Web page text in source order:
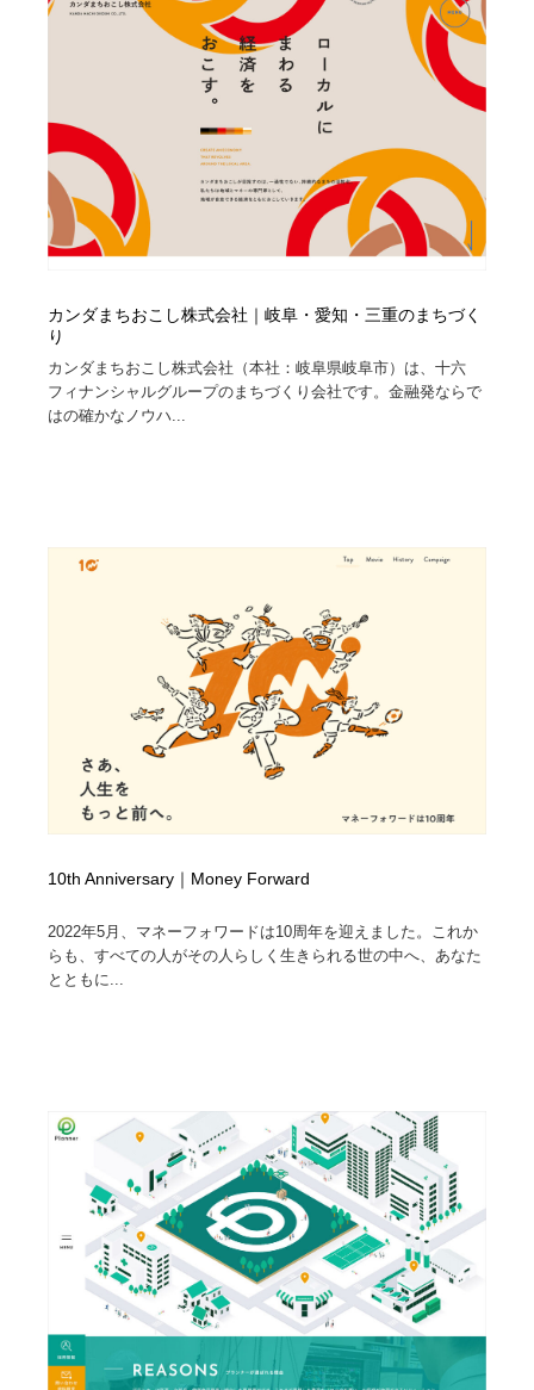
カンダまちおこし株式会社｜岐阜・愛知・三重のまちづく
り
カンダまちおこし株式会社（本社：岐阜県岐阜市）は、十六
フィナンシャルグループのまちづくり会社です。金融発ならで
はの確かなノウハ...
10th Anniversary｜Money Forward
2022年5月、マネーフォワードは10周年を迎えました。これか
らも、すべての人がその人らしく生きられる世の中へ、あなた
とともに...